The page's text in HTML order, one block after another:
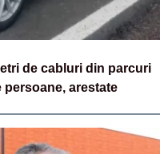
de cabluri din parcuri
arestate